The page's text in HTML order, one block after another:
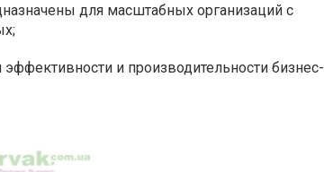
для масштабных организаций с
и производительности бизнес-